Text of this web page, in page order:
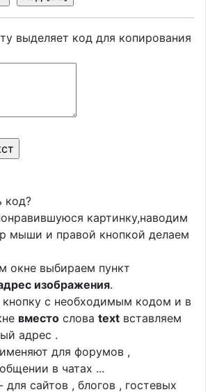
выделяет код для копирования
код?
картинку,наводим
мыши и правой кнопкой делаем
окне выбираем пункт
изображения.
с необходимым кодом и в
вместо слова text вставляем
адрес .
для форумов ,
в чатах ...
для сайтов , блогов , гостевых